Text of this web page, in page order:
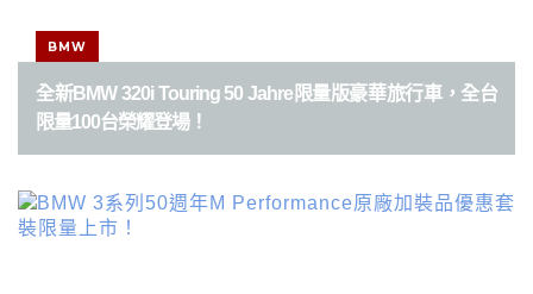
BMW
全新BMW 320i Touring 50 Jahre限量版豪華旅行車，全台
限量100台榮耀登場！